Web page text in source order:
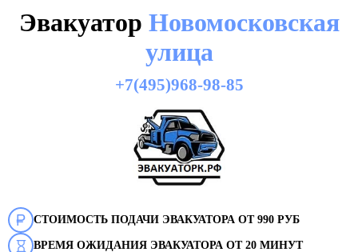
Эвакуатор Новомосковская
улица
+7(495)968-98-85
СТОИМОСТЬ ПОДАЧИ ЭВАКУАТОРА ОТ 990 РУБ
ВРЕМЯ ОЖИДАНИЯ ЭВАКУАТОРА ОТ 20 МИНУТ